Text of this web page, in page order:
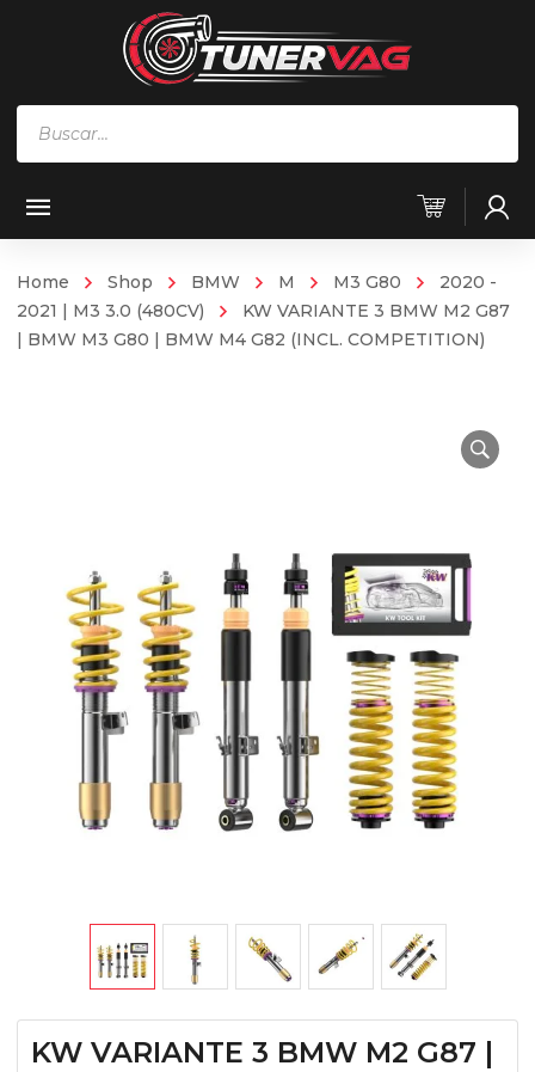
Home Shop BMW M M3 G80
2020 -
2021 | M3 3.0 (480CV)
KW VARIANTE 3 BMW M2 G87
| BMW M3 G80 | BMW M4 G82 (INCL. COMPETITION)
KW VARIANTE 3 BMW M2 G87 |